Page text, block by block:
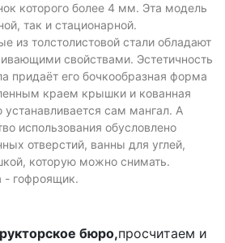
которого более 4 мм. Эта модель
так и стационарной.
из толстолистовой стали обладают
свойствами. Эстетичность
придаёт его бочкообразная форма
краем крышки и кованная
устанавливается сам мангал. А
использования обусловлено
отверстий, ванны для углей,
которую можно снимать.
- гофроящик.
бюро,просчитаем и